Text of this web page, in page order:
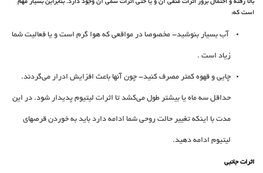
بالا رفته و احتمال بروز اثرات منفی آن و یا حتی اثرات سمی آن وجود دارد. بنابراین بسیار مهم
است که:
آب بسیار بنوشید- مخصوصا در مواقعی که هوا گرم است و یا فعالیت شما
زیاد است .
چایی و قهوه کمتر مصرف کنید- چون آنها باعث افزایش ادرار می‌گردند.
حداقل سه ماه یا بیشتر طول می‌کشد تا اثرات لیتیوم پدیدار شود. در این
مدت با اینکه تغییر حالت روحی شما ادامه دارد باید به خوردن قرصهای
لیتیوم ادامه دهید.
اثرات جانبی